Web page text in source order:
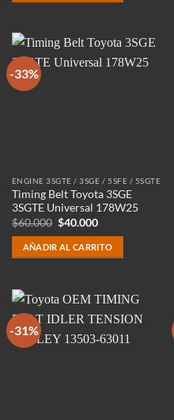
$60.000.$40.000.
-33%
ENGINE 3SGTE / 3SGE / 5SFE / 5SGTE
Timing Belt Toyota 3SGE
3SGTE Universal 178W25
$60.000 El
precio
original
era:
$60.000.
$40.000El
actual
es:
$40.000.
AÑADIR AL CARRITO
-31%